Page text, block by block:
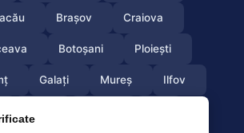
Brașov Craiova
Botoșani Ploiești
Galați Mureș Ilfov